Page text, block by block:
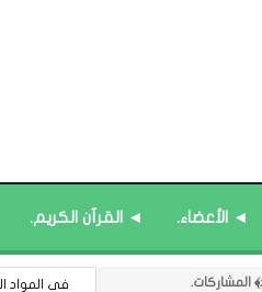
◄ الأعضاء. ◄ القرآن الكريم.
في المواد